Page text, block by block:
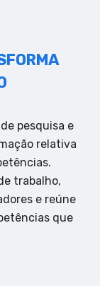
pesquisa e
relativa
trabalho,
e reúne
que